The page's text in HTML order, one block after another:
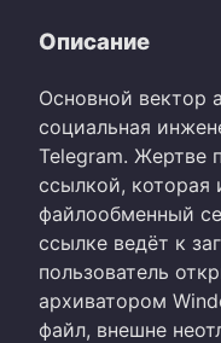
Описание
Основной вектор
социальная
Telegram. Жертве
ссылкой, которая
файлообменный
ссылке ведёт к
пользователь
архиватором
файл, внешне